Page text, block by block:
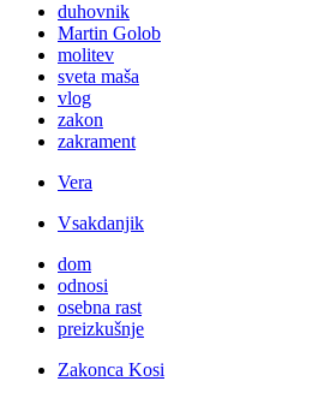
duhovnik
Martin Golob
molitev
sveta maša
vlog
zakon
zakrament
Vera
Vsakdanjik
dom
odnosi
osebna rast
preizkušnje
Zakonca Kosi